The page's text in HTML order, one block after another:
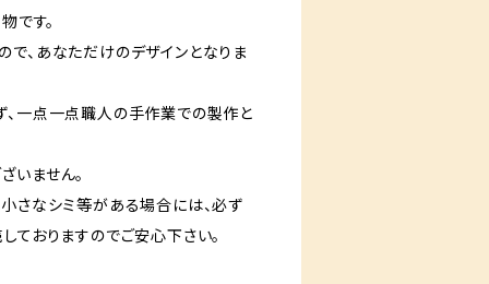
です。
、あなただけのデザインとなりま
、一点一点職人の手作業での製作と
いません。
さなシミ等がある場合には、必ず
ておりますのでご安心下さい。